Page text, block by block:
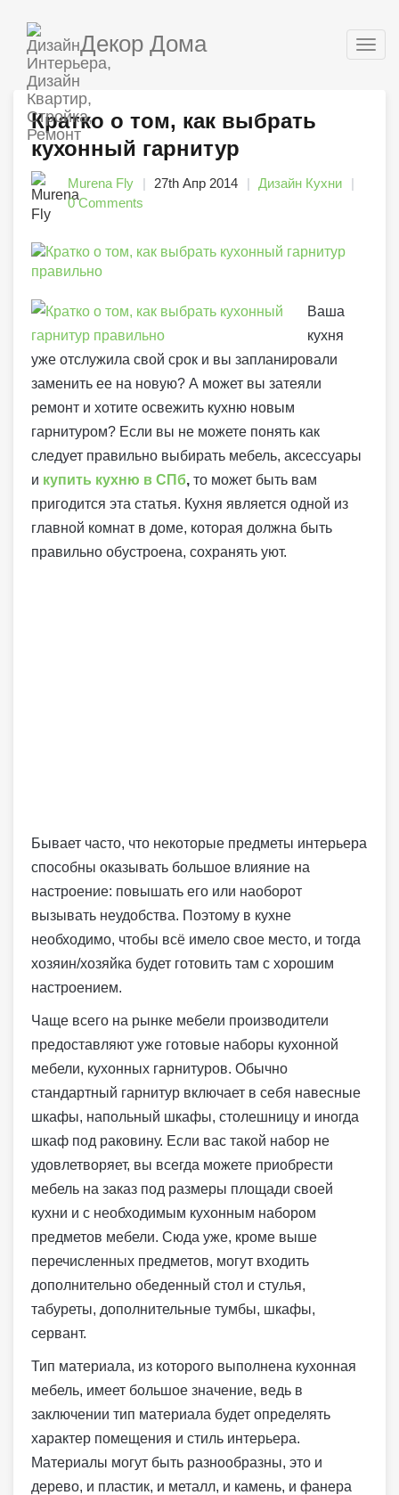
Декор Дома
Кратко о том, как выбрать
кухонный гарнитур
Murena Fly 27th Апр 2014
Дизайн Кухни
0 Comments
Ваша
кухня
уже отслужила свой срок и вы запланировали
заменить ее на новую? А может вы затеяли
ремонт и хотите освежить кухню новым
гарнитуром? Если вы не можете понять как
следует правильно выбирать мебель, аксессуары
и купить кухню в СПб, то может быть вам
пригодится эта статья. Кухня является одной из
главной комнат в доме, которая должна быть
правильно обустроена, сохранять уют.
Бывает часто, что некоторые предметы интерьера
способны оказывать большое влияние на
настроение: повышать его или наоборот
вызывать неудобства. Поэтому в кухне
необходимо, чтобы всё имело свое место, и тогда
хозяин/хозяйка будет готовить там с хорошим
настроением.
Чаще всего на рынке мебели производители
предоставляют уже готовые наборы кухонной
мебели, кухонных гарнитуров. Обычно
стандартный гарнитур включает в себя навесные
шкафы, напольный шкафы, столешницу и иногда
шкаф под раковину. Если вас такой набор не
удовлетворяет, вы всегда можете приобрести
мебель на заказ под размеры площади своей
кухни и с необходимым кухонным набором
предметов мебели. Сюда уже, кроме выше
перечисленных предметов, могут входить
дополнительно обеденный стол и стулья,
табуреты, дополнительные тумбы, шкафы,
сервант.
Тип материала, из которого выполнена кухонная
мебель, имеет большое значение, ведь в
заключении тип материала будет определять
характер помещения и стиль интерьера.
Материалы могут быть разнообразны, это и
дерево, и пластик, и металл, и камень, и фанера